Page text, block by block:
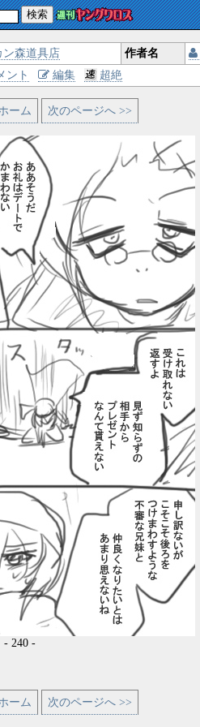
検索
ン森道具店 作者名
ント 編集 超絶
ーム 次のページへ >>
- 240 -
ーム 次のページへ >>